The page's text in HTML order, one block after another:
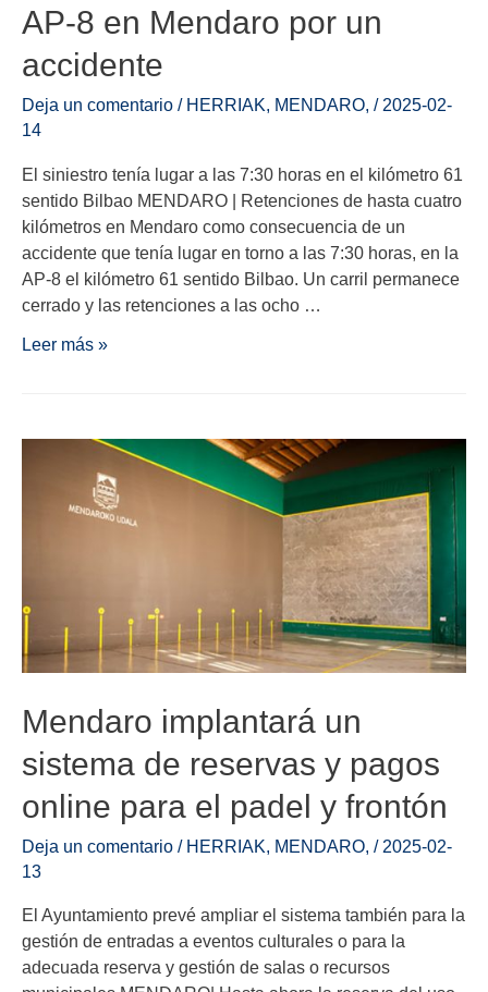
AP-8 en Mendaro por un
accidente
Deja un comentario / HERRIAK, MENDARO, / 2025-02-
14
El siniestro tenía lugar a las 7:30 horas en el kilómetro 61
sentido Bilbao MENDARO | Retenciones de hasta cuatro
kilómetros en Mendaro como consecuencia de un
accidente que tenía lugar en torno a las 7:30 horas, en la
AP-8 el kilómetro 61 sentido Bilbao. Un carril permanece
cerrado y las retenciones a las ocho …
Leer más »
Mendaro implantará un
sistema de reservas y pagos
online para el padel y frontón
Deja un comentario / HERRIAK, MENDARO, / 2025-02-
13
El Ayuntamiento prevé ampliar el sistema también para la
gestión de entradas a eventos culturales o para la
adecuada reserva y gestión de salas o recursos